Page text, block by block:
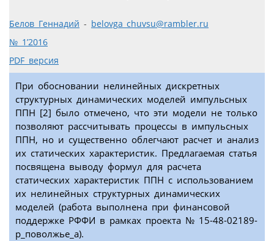
Белов Геннадий - belovga_chuvsu@rambler.ru
№ 1’2016
PDF версия
При обосновании нелинейных дискретных
структурных динамических моделей импульсных
ППН [2] было отмечено, что эти модели не только
позволяют рассчитывать процессы в импульсных
ППН, но и существенно облегчают расчет и анализ
их статических характеристик. Предлагаемая статья
посвящена выводу формул для расчета
статических характеристик ППН с использованием
их нелинейных структурных динамических
моделей (работа выполнена при финансовой
поддержке РФФИ в рамках проекта № 15-48-02189-
р_поволжье_а).